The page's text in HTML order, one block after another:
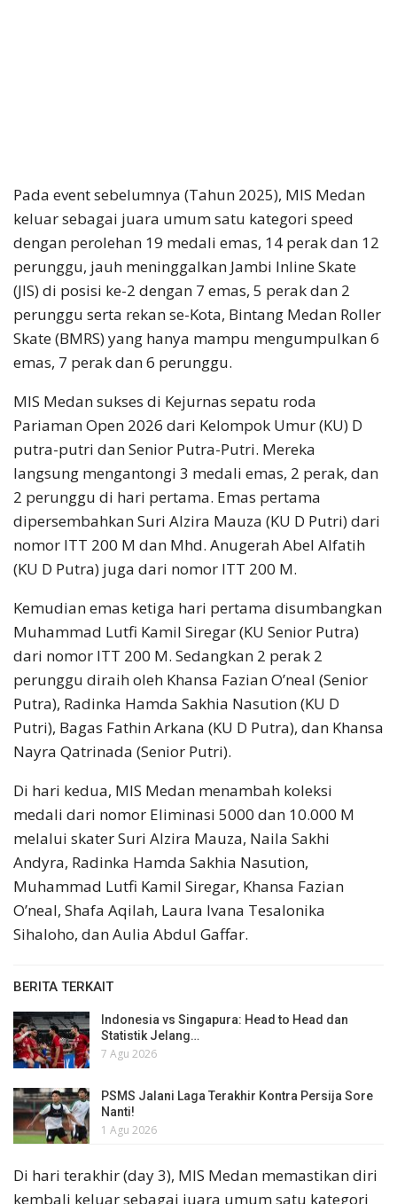
Pada event sebelumnya (Tahun 2025), MIS Medan
keluar sebagai juara umum satu kategori speed
dengan perolehan 19 medali emas, 14 perak dan 12
perunggu, jauh meninggalkan Jambi Inline Skate
(JIS) di posisi ke-2 dengan 7 emas, 5 perak dan 2
perunggu serta rekan se-Kota, Bintang Medan Roller
Skate (BMRS) yang hanya mampu mengumpulkan 6
emas, 7 perak dan 6 perunggu.
MIS Medan sukses di Kejurnas sepatu roda
Pariaman Open 2026 dari Kelompok Umur (KU) D
putra-putri dan Senior Putra-Putri. Mereka
langsung mengantongi 3 medali emas, 2 perak, dan
2 perunggu di hari pertama. Emas pertama
dipersembahkan Suri Alzira Mauza (KU D Putri) dari
nomor ITT 200 M dan Mhd. Anugerah Abel Alfatih
(KU D Putra) juga dari nomor ITT 200 M.
Kemudian emas ketiga hari pertama disumbangkan
Muhammad Lutfi Kamil Siregar (KU Senior Putra)
dari nomor ITT 200 M. Sedangkan 2 perak 2
perunggu diraih oleh Khansa Fazian O’neal (Senior
Putra), Radinka Hamda Sakhia Nasution (KU D
Putri), Bagas Fathin Arkana (KU D Putra), dan Khansa
Nayra Qatrinada (Senior Putri).
Di hari kedua, MIS Medan menambah koleksi
medali dari nomor Eliminasi 5000 dan 10.000 M
melalui skater Suri Alzira Mauza, Naila Sakhi
Andyra, Radinka Hamda Sakhia Nasution,
Muhammad Lutfi Kamil Siregar, Khansa Fazian
O’neal, Shafa Aqilah, Laura Ivana Tesalonika
Sihaloho, dan Aulia Abdul Gaffar.
BERITA TERKAIT
Indonesia vs Singapura: Head to Head dan
Statistik Jelang…
7 Agu 2026
PSMS Jalani Laga Terakhir Kontra Persija Sore
Nanti!
1 Agu 2026
Di hari terakhir (day 3), MIS Medan memastikan diri
kembali keluar sebagai juara umum satu kategori